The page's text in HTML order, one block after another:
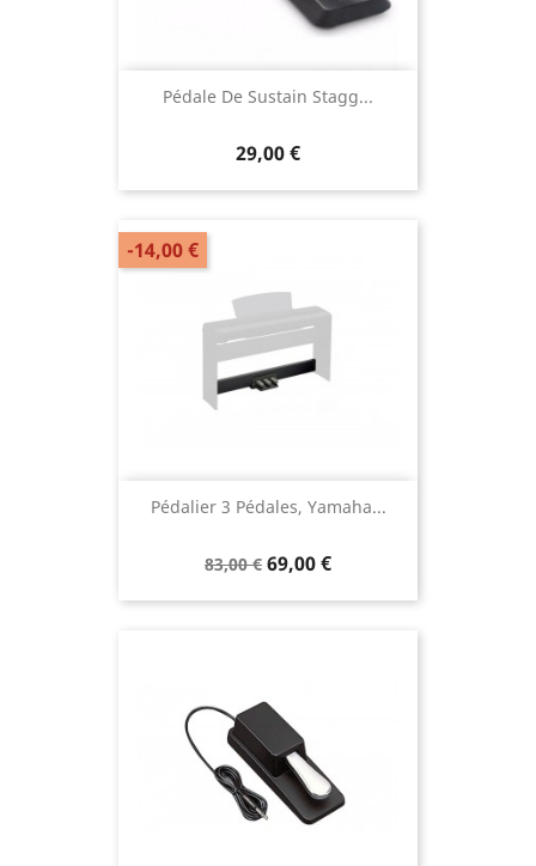
Pédale De Sustain Stagg...
29,00 €
Pédalier 3 Pédales, Yamaha...
83,00 € 69,00 €
-14,00 €